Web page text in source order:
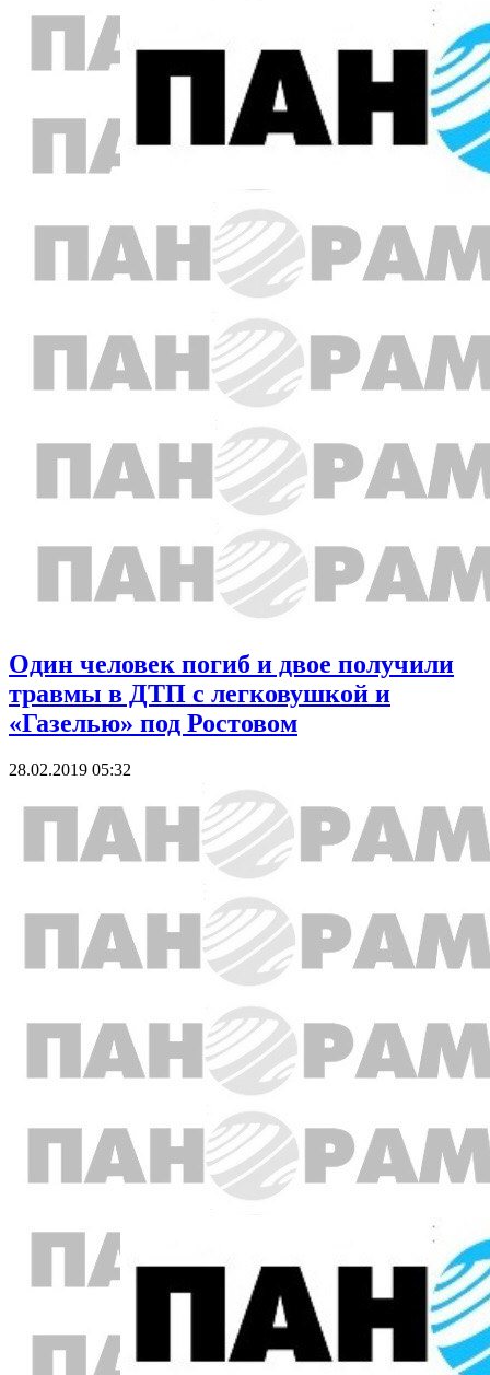
Один человек погиб и двое получили
травмы в ДТП с легковушкой и
«Газелью» под Ростовом
28.02.2019 05:32